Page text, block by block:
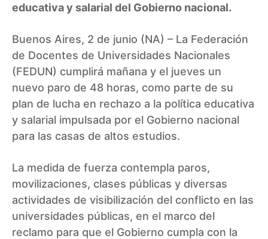
educativa y salarial del Gobierno nacional.
Buenos Aires, 2 de junio (NA) – La Federación
de Docentes de Universidades Nacionales
(FEDUN) cumplirá mañana y el jueves un
nuevo paro de 48 horas, como parte de su
plan de lucha en rechazo a la política educativa
y salarial impulsada por el Gobierno nacional
para las casas de altos estudios.
La medida de fuerza contempla paros,
movilizaciones, clases públicas y diversas
actividades de visibilización del conflicto en las
universidades públicas, en el marco del
reclamo para que el Gobierno cumpla con la